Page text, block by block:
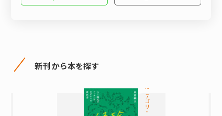
新刊から本を探す
カテゴリ-